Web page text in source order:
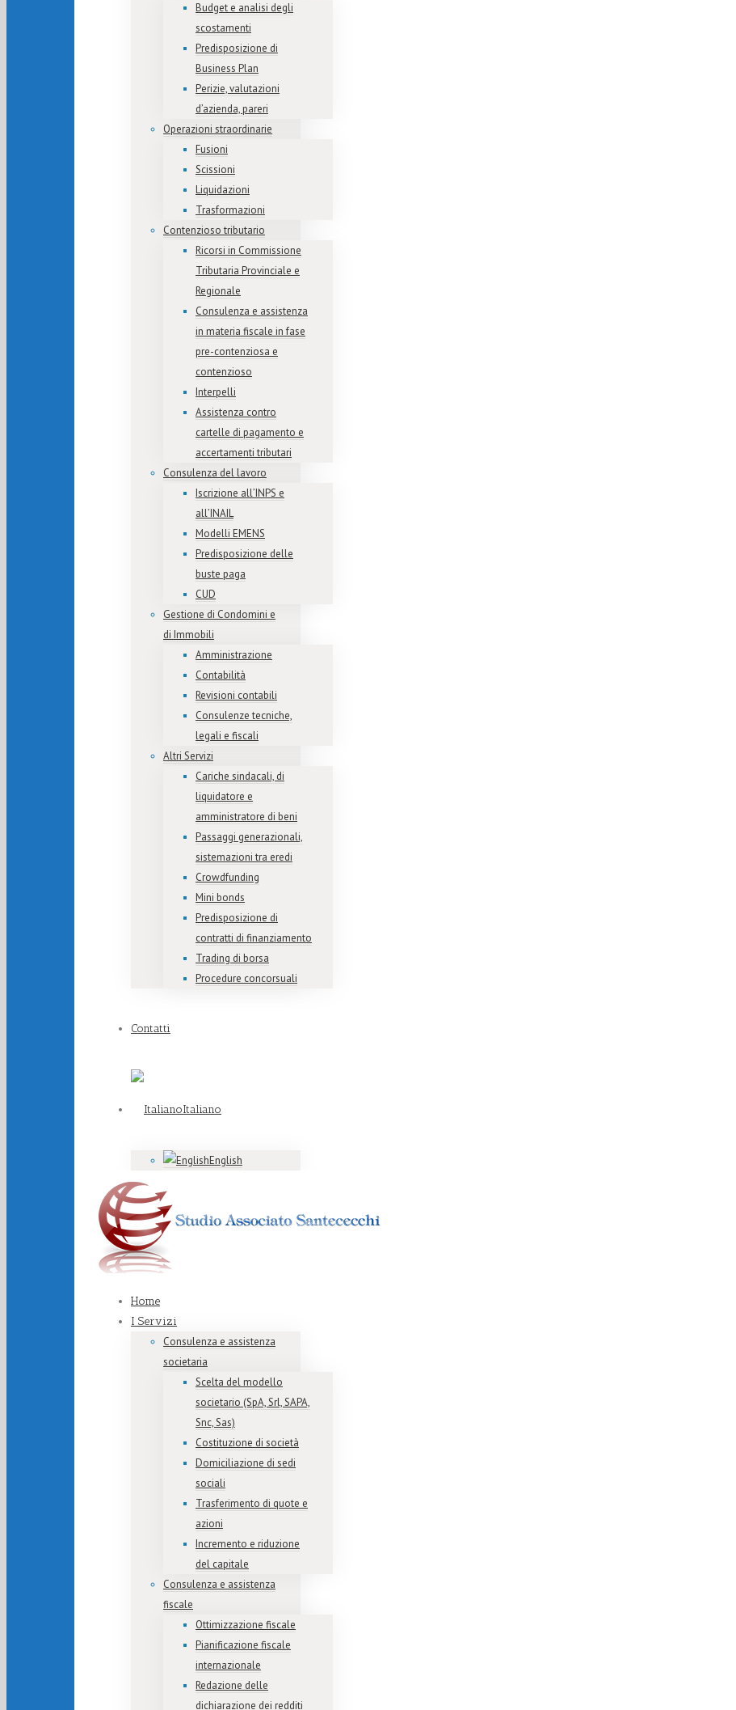
Budget e analisi degli
scostamenti
Predisposizione di
Business Plan
Perizie, valutazioni
d’azienda, pareri
Operazioni straordinarie
Fusioni
Scissioni
Liquidazioni
Trasformazioni
Contenzioso tributario
Ricorsi in Commissione
Tributaria Provinciale e
Regionale
Consulenza e assistenza
in materia fiscale in fase
pre-contenziosa e
contenzioso
Interpelli
Assistenza contro
cartelle di pagamento e
accertamenti tributari
Consulenza del lavoro
Iscrizione all’INPS e
all’INAIL
Modelli EMENS
Predisposizione delle
buste paga
CUD
Gestione di Condomini e
di Immobili
Amministrazione
Contabilità
Revisioni contabili
Consulenze tecniche,
legali e fiscali
Altri Servizi
Cariche sindacali, di
liquidatore e
amministratore di beni
Passaggi generazionali,
sistemazioni tra eredi
Crowdfunding
Mini bonds
Predisposizione di
contratti di finanziamento
Trading di borsa
Procedure concorsuali
Contatti
Italiano
English
Home
I Servizi
Consulenza e assistenza
societaria
Scelta del modello
societario (SpA, Srl, SAPA,
Snc, Sas)
Costituzione di società
Domiciliazione di sedi
sociali
Trasferimento di quote e
azioni
Incremento e riduzione
del capitale
Consulenza e assistenza
fiscale
Ottimizzazione fiscale
Pianificazione fiscale
internazionale
Redazione delle
dichiarazione dei redditi